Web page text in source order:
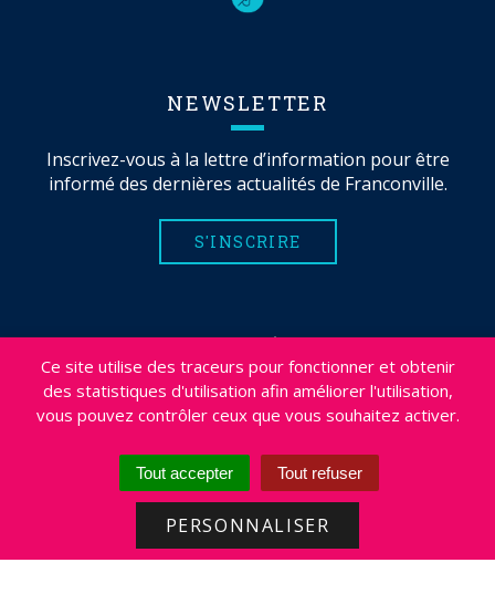
Ce site utilise des traceurs pour fonctionner et obtenir
des statistiques d'utilisation afin améliorer l'utilisation,
vous pouvez contrôler ceux que vous souhaitez activer.
Tout accepter Tout refuser
PERSONNALISER
NEWSLETTER
Inscrivez-vous à la lettre d’information pour être
informé des dernières actualités de Franconville.
S'INSCRIRE
MENTIONS LÉGALES
PLAN DU SITE
CRÉDITS
PROJETS
DÉSABONNEMENT NEWSLETTER
ACCESSIBILITÉ : NON CONFORME